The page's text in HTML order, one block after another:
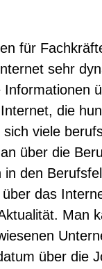
für
sehr
die
viele
über die
den
das
Man
über die